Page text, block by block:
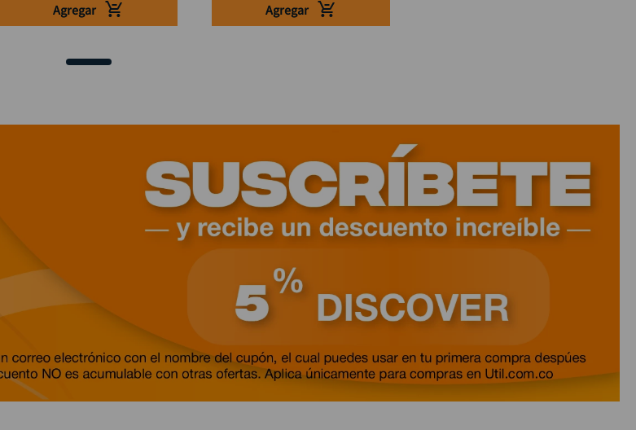
Agregar Agregar